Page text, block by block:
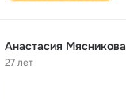
Анастасия Мясникова
27 лет